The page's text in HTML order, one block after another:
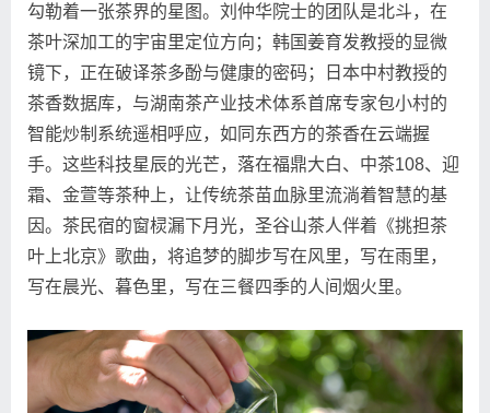
勾勒着一张茶界的星图。刘仲华院士的团队是北斗，在
茶叶深加工的宇宙里定位方向；韩国姜育发教授的显微
镜下，正在破译茶多酚与健康的密码；日本中村教授的
茶香数据库，与湖南茶产业技术体系首席专家包小村的
智能炒制系统遥相呼应，如同东西方的茶香在云端握
手。这些科技星辰的光芒，落在福鼎大白、中茶108、迎
霜、金萱等茶种上，让传统茶苗血脉里流淌着智慧的基
因。茶民宿的窗棂漏下月光，圣谷山茶人伴着《挑担茶
叶上北京》歌曲，将追梦的脚步写在风里，写在雨里，
写在晨光、暮色里，写在三餐四季的人间烟火里。